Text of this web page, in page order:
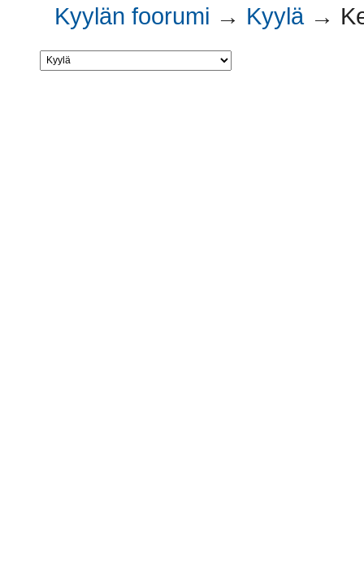
Kyylän foorumi → Kyylä →